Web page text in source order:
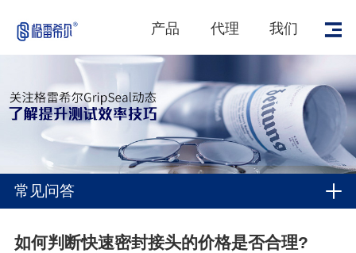
产品 代理 我们
常见问答
如何判断快速密封接头的价格是否合理?